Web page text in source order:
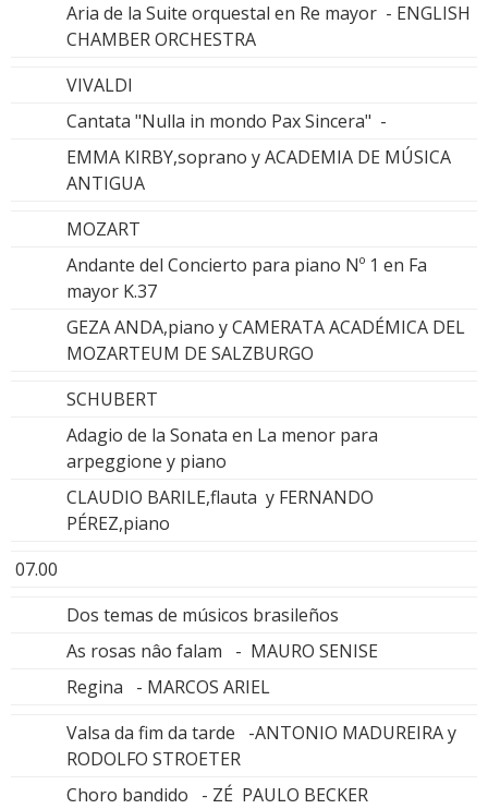
Aria de la Suite orquestal en Re mayor - ENGLISH
CHAMBER ORCHESTRA
VIVALDI
Cantata "Nulla in mondo Pax Sincera" -
EMMA KIRBY,soprano y ACADEMIA DE MÚSICA
ANTIGUA
MOZART
Andante del Concierto para piano Nº 1 en Fa
mayor K.37
GEZA ANDA,piano y CAMERATA ACADÉMICA DEL
MOZARTEUM DE SALZBURGO
SCHUBERT
Adagio de la Sonata en La menor para
arpeggione y piano
CLAUDIO BARILE,flauta y FERNANDO
PÉREZ,piano
07.00
Dos temas de músicos brasileños
As rosas nâo falam - MAURO SENISE
Regina - MARCOS ARIEL
Valsa da fim da tarde -ANTONIO MADUREIRA y
RODOLFO STROETER
Choro bandido - ZÉ PAULO BECKER